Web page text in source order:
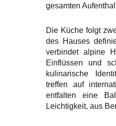
gesamten
Die Küche folgt
des Hauses
verbindet alpine
Einflüssen und
kulinarische
treffen auf
entfalten eine
Leichtigkeit, aus